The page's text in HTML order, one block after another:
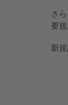
さ
要
新